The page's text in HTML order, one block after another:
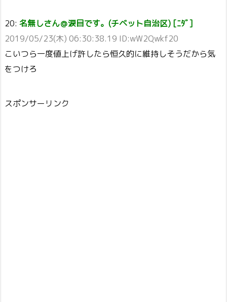
20: 名無しさん＠涙目です。(チベット自治区) [ﾆﾀﾞ]
2019/05/23(木) 06:30:38.19 ID:wW2Qwkf20
こいつら一度値上げ許したら恒久的に維持しそうだから気
をつけろ
スポンサーリンク